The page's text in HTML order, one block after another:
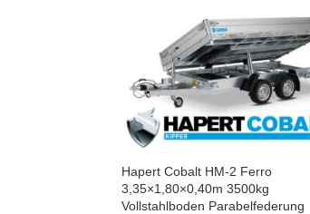
Hapert Cobalt HM-2 Ferro
3,35×1,80×0,40m 3500kg
Vollstahlboden Parabelfederung